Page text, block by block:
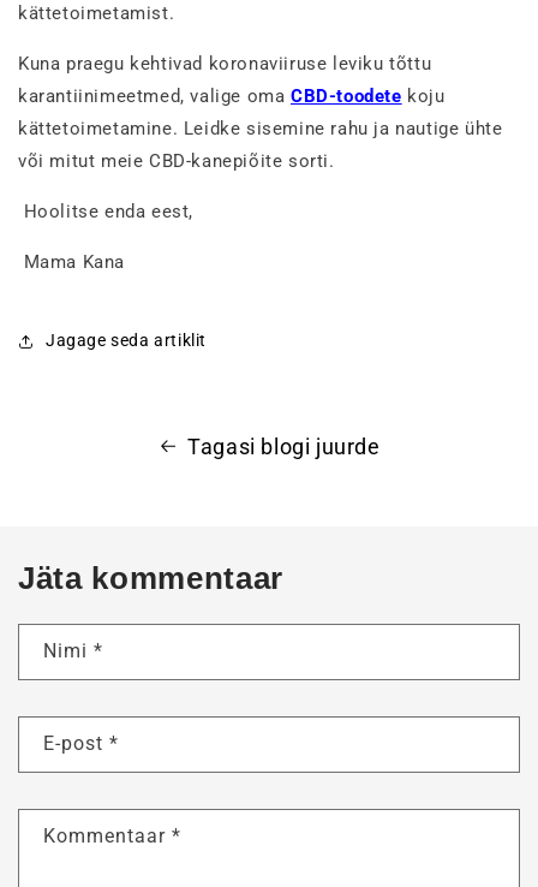
kättetoimetamist.
Kuna praegu kehtivad koronaviiruse leviku tõttu
karantiinimeetmed, valige omaCBD-toodete koju
kättetoimetamine. Leidke sisemine rahu ja nautige ühte
või mitut meie CBD-kanepiõite sorti.
Hoolitse enda eest,
Mama Kana
Jagage seda artiklit
Tagasi blogi juurde
Jäta kommentaar
Nimi *
E-post *
Kommentaar *